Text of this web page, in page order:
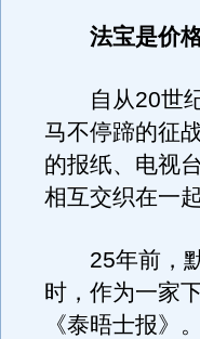
法宝是价
自从20世纪
马不停蹄的征
的报纸、电视
相互交织在一
25年前，默
时，作为一家
《泰晤士报》。